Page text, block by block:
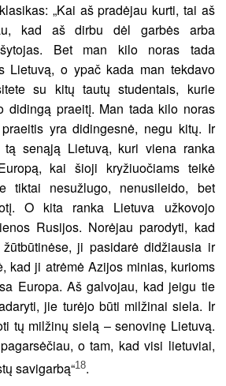
„Kai aš pradėjau kurti, tai aš
kad aš dirbu dėl garbės arba
Bet man kilo noras tada
Lietuvą, o ypač kada man tekdavo
su kitų tautų studentais, kurie
didingą praeitį. Man tada kilo noras
yra didingesnė, negu kitų. Ir
tą senąją Lietuvą, kuri viena ranka
kai šioji kryžiuočiams teikė
tiktai nesužlugo, nenusileido, bet
O kita ranka Lietuva užkovojo
Rusijos. Norėjau parodyti, kad
ji pasidarė didžiausia ir
kad ji atrėmė Azijos minias, kurioms
Europa. Aš galvojau, kad jeigu tie
jie turėjo būti milžinai siela. Ir
tų milžinų sielą – senovinę Lietuvą.
o tam, kad visi lietuviai,
savigarbą“18.